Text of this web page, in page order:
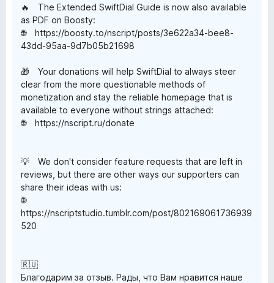
🔥 The Extended SwiftDial Guide is now also available
as PDF on Boosty:
🌐 https://boosty.to/nscript/posts/3e622a34-bee8-
43dd-95aa-9d7b05b21698
🎁 Your donations will help SwiftDial to always steer
clear from the more questionable methods of
monetization and stay the reliable homepage that is
available to everyone without strings attached:
🌐 https://nscript.ru/donate
💡 We don't consider feature requests that are left in
reviews, but there are other ways our supporters can
share their ideas with us:
🌐
https://nscriptstudio.tumblr.com/post/802169061736939
520
🇷🇺
Благодарим за отзыв. Рады, что Вам нравится наше